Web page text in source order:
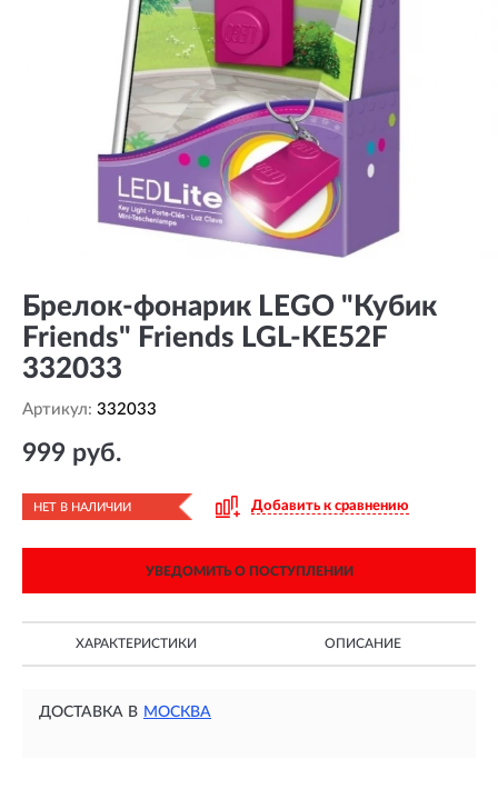
Брелок-фонарик LEGO "Кубик
Friends" Friends LGL-KE52F
332033
Артикул: 332033
999 руб.
НЕТ В НАЛИЧИИ Добавить к сравнению
УВЕДОМИТЬ О ПОСТУПЛЕНИИ
ХАРАКТЕРИСТИКИ ОПИСАНИЕ
ДОСТАВКА В МОСКВА